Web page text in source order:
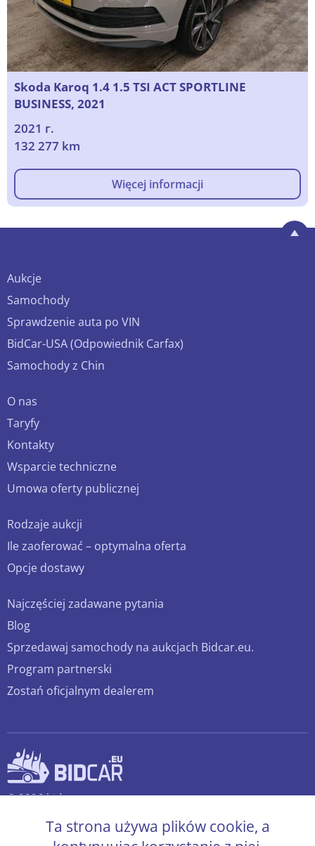
Skoda Karoq 1.4 1.5 TSI ACT SPORTLINE
BUSINESS, 2021
2021 г.
132 277 km
Więcej informacji
Aukcje
Samochody
Sprawdzenie auta po VIN
BidCar-USA (Odpowiednik Carfax)
Samochody z Chin
O nas
Taryfy
Kontakty
Wsparcie techniczne
Umowa oferty publicznej
Rodzaje aukcji
Ile zaoferować – optymalna oferta
Opcje dostawy
Najczęściej zadawane pytania
Blog
Sprzedawaj samochody na aukcjach Bidcar.eu.
Program partnerski
Zostań oficjalnym dealerem
© 2026 bidcar.eu
Ta strona używa plików cookie, a